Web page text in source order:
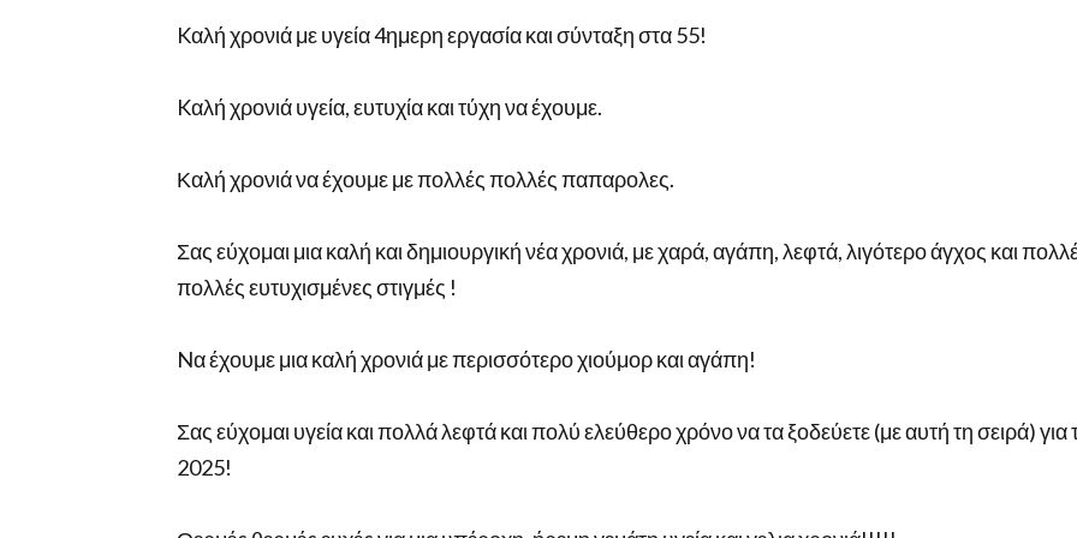
Kαλή χρονιά με υγεία 4ημερη εργασία και σύνταξη στα 55!
Kαλή χρονιά υγεία, ευτυχία και τύχη να έχουμε.
Καλή χρονιά να έχουμε με πολλές πολλές παπαρολες.
Σας εύχομαι μια καλή και δημιουργική νέα χρονιά, με χαρά, αγάπη, λεφτά, λιγότερο άγχος και
πολλές ευτυχισμένες στιγμές !
Nα έχουμε μια καλή χρονιά με περισσότερο χιούμορ και αγάπη!
Σας εύχομαι υγεία και πολλά λεφτά και πολύ ελεύθερο χρόνο να τα ξοδεύετε (με αυτή τη σειρά) για
2025!